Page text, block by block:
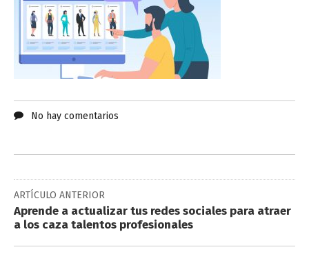
No hay comentarios
ARTÍCULO ANTERIOR
Aprende a actualizar tus redes sociales para atraer
a los caza talentos profesionales